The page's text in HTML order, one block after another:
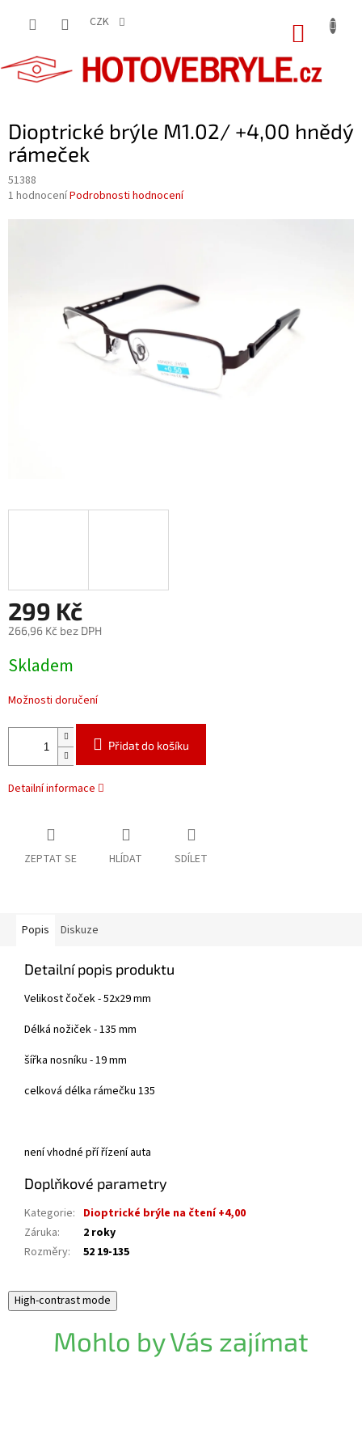
CZK
Dioptrické brýle M1.02/ +4,00 hnědý
rámeček
51388
Průměrné
1 hodnoceníPodrobnosti hodnocení
299 Kč
266,96 Kč bez DPH
cena:
Skladem
Možnosti doručení
Přidat do košíku
Detailní informace
ZEPTAT SE HLÍDAT SDÍLET
Popis Diskuze
Detailní popis produktu
Velikost čoček - 52x29 mm
Délká nožiček - 135 mm
šířka nosníku - 19 mm
celková délka rámečku 135
není vhodné pří řízení auta
Doplňkové parametry
Kategorie: Dioptrické brýle na čtení +4,00
Záruka:
2 roky
Rozměry: 52 19-135
High-contrast mode
Mohlo by Vás zajímat